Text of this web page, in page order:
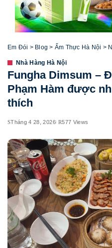
Em Đói > Blog > Ẩm Thực Hà Nội >
Nhà Hàng Hà Nội
Fungha Dimsum –
Phạm Hàm được
thích
Tháng 4 28, 2026 577 Views